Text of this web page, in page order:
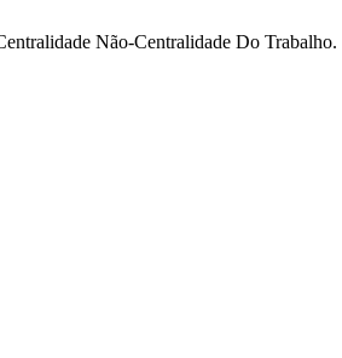
Não-Centralidade Do Trabalho.